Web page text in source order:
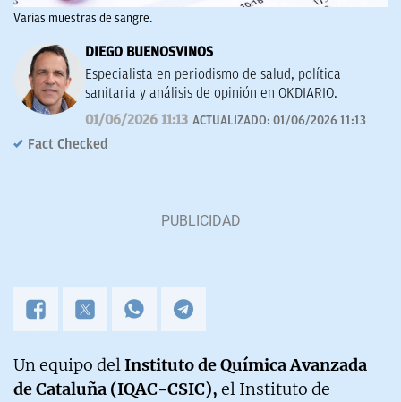
Varias muestras de sangre.
DIEGO BUENOSVINOS
Especialista en periodismo de salud, política
sanitaria y análisis de opinión en OKDIARIO.
01/06/2026 11:13 ACTUALIZADO: 01/06/2026 11:13
Fact Checked
Un equipo delInstituto de Química Avanzada
de Cataluña (IQAC-CSIC), el Instituto de